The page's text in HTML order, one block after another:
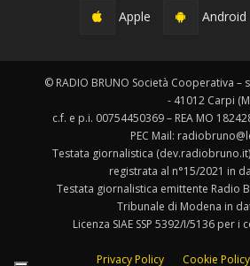
Apple Android
© RADIO BRUNO Società Cooperativa –
- 41012 Carpi
c.f. e p.i. 00754450369 – REA MO
PEC Mail:
Testata giornalistica
registrata al n°15/2021 in
Testata giornalistica emittente Radio
Tribunale di Modena in
Licenza SIAE SSP 5392/I/5136 per i
Privacy Policy Cookie Policy